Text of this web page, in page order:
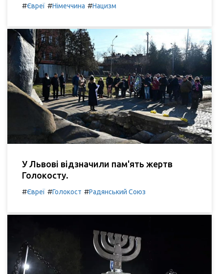
#Євреї #Німеччина #Нацизм
У Львові відзначили пам'ять жертв
Голокосту.
#Євреї #Голокост #Радянський Союз